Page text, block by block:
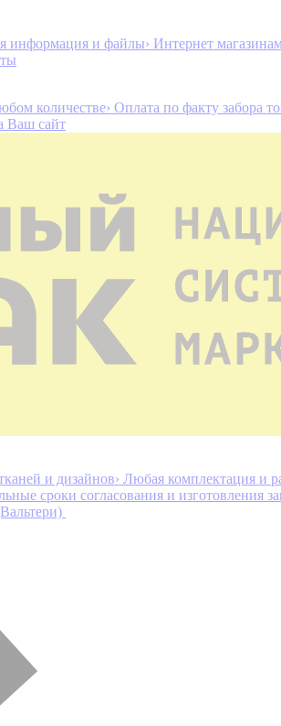
информация и файлы› Интернет
количестве› Оплата по факту забора
Ваш сайт
и дизайнов› Любая комплектация и
сроки согласования и изготовления